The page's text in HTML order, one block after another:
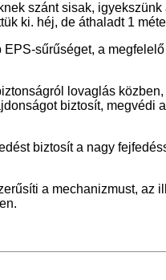
szánt sisak,
ki. héj, de áthaladt 1
sűrűséget, a
lovaglás
biztosít, megvédi
biztosít a nagy
a mechanizmust, az